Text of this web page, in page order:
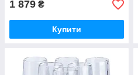
1 879 ₴
Купити